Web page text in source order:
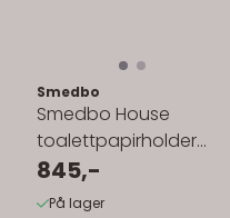
Smedbo
Smedbo House
toalettpapirholder
med lokk
845,-
På lager